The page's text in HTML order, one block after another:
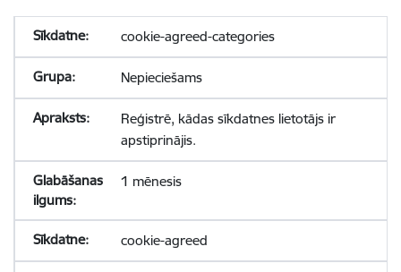
cookie-agreed-categories
Nepieciešams
Reģistrē, kādas sīkdatnes lietotājs ir
apstiprinājis.
1 mēnesis
cookie-agreed